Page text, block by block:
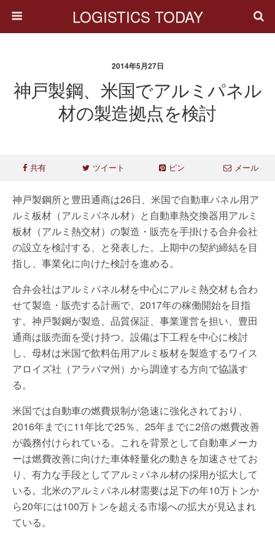
LOGISTICS TODAY
2014年5月27日
神戸製鋼、米国でアルミパネル
材の製造拠点を検討
共有 ツイート ピン メール
神戸製鋼所と豊田通商は26日、米国で自動車パネル用ア
ルミ板材（アルミパネル材）と自動車熱交換器用アルミ
板材（アルミ熱交材）の製造・販売を手掛ける合弁会社
の設立を検討する、と発表した。上期中の契約締結を目
指し、事業化に向けた検討を進める。
合弁会社はアルミパネル材を中心にアルミ熱交材も合わ
せて製造・販売する計画で、2017年の稼働開始を目指
す。神戸製鋼が製造、品質保証、事業運営を担い、豊田
通商は販売面を受け持つ。設備は下工程を中心に検討
し、母材は米国で飲料缶用アルミ板材を製造するワイス
アロイズ社（アラバマ州）から調達する方向で協議す
る。
米国では自動車の燃費規制が急速に強化されており、
2016年までに11年比で25％、25年までに2倍の燃費改善
が義務付けられている。これを背景として自動車メーカ
ーは燃費改善に向けた車体軽量化の動きを加速させてお
り、有力な手段としてアルミパネル材の採用が拡大して
いる。北米のアルミパネル材需要は足下の年10万トンか
ら20年には100万トンを超える市場への拡大が見込まれ
ている。